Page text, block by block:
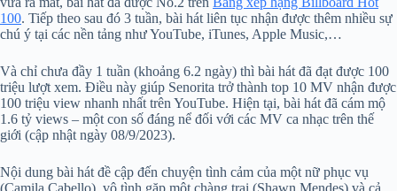
100. Tiếp theo sau đó 3 tuần, bài hát liên tục nhận được thêm nhiều sự
chú ý tại các nền tảng như YouTube, iTunes, Apple Music,…
Và chỉ chưa đầy 1 tuần (khoảng 6.2 ngày) thì bài hát đã đạt được 100
triệu lượt xem. Điều này giúp Senorita trở thành top 10 MV nhận được
100 triệu view nhanh nhất trên YouTube. Hiện tại, bài hát đã cám mộ
1.6 tỷ views – một con số đáng nể đối với các MV ca nhạc trên thế
giới (cập nhật ngày 08/9/2023).
Nội dung bài hát đề cập đến chuyện tình cảm của một nữ phục vụ
(Camila Cabello), vô tình gặp một chàng trai (Shawn Mendes) và cả